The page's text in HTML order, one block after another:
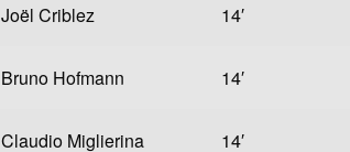
Joël Criblez 14′
Bruno Hofmann 14′
Claudio Miglierina 14′